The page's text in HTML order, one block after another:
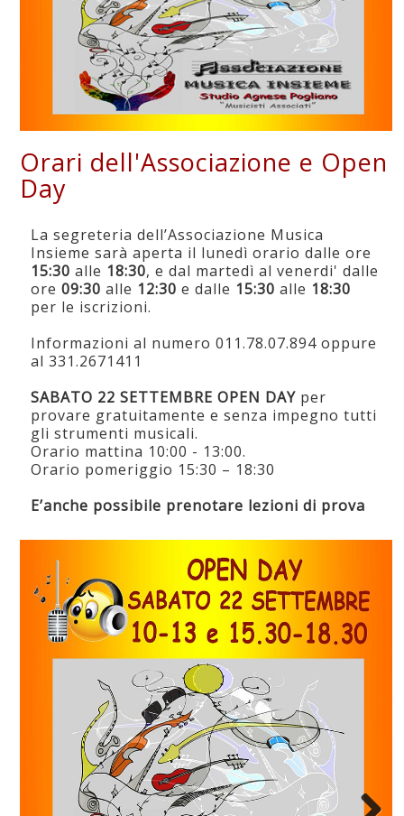
Orari dell'Associazione e Open
Day
La segreteria dell’Associazione Musica
Insieme sarà aperta il lunedì orario dalle ore
15:30 alle 18:30, e dal martedì al venerdi' dalle
ore09:30 alle 12:30 e dalle 15:30 alle 18:30
per le iscrizioni.
Informazioni al numero 011.78.07.894 oppure
al 331.2671411
SABATO 22 SETTEMBRE OPEN DAY per
provare gratuitamente e senza impegno tutti
gli strumenti musicali.
Orario mattina 10:00 - 13:00.
Orario pomeriggio 15:30 – 18:30
E’anche possibile prenotare lezioni di prova